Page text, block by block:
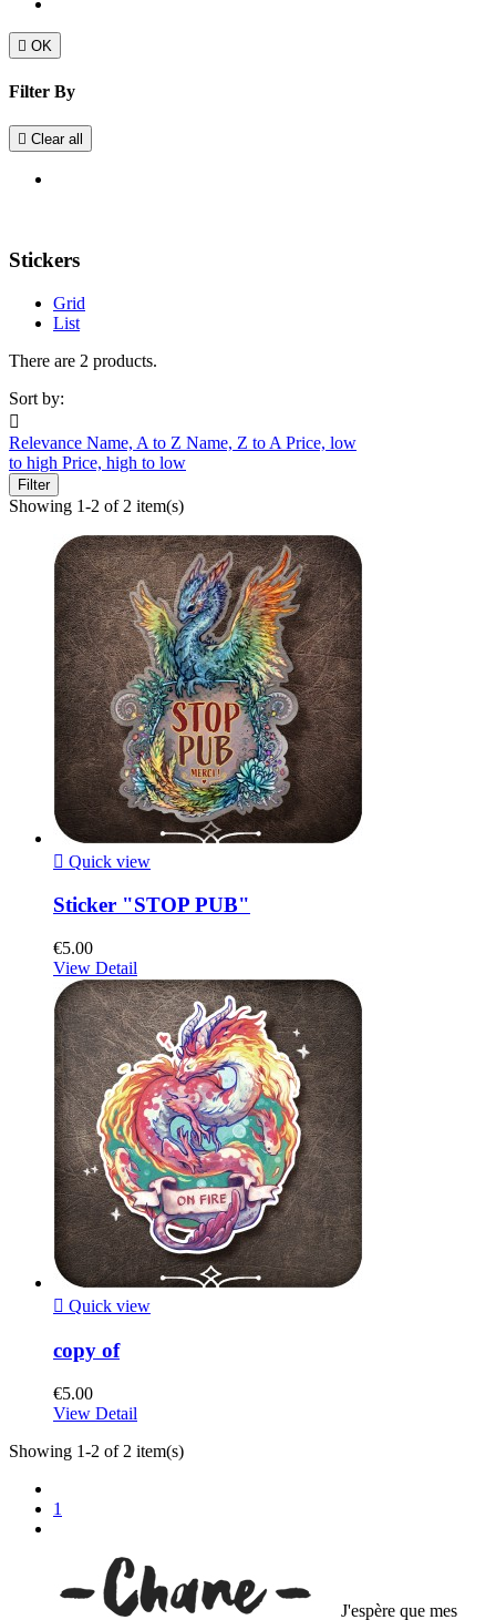
 OK
Filter By
 Clear all
Stickers
Grid
List
There are 2 products.
Sort by:

Relevance Name, A to Z Name, Z to A Price, low
to high Price, high to low
Filter
Showing 1-2 of 2 item(s)
 Quick view
Sticker "STOP PUB"
€5.00
View Detail
 Quick view
copy of
€5.00
View Detail
Showing 1-2 of 2 item(s)
1
J'espère que mes